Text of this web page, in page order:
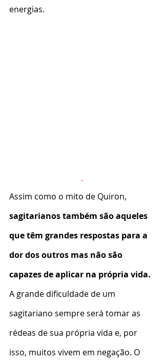
energias.
Assim como o mito de Quiron,
sagitarianos também são aqueles
que têm grandes respostas para a
dor dos outros mas não são
capazes de aplicar na própria vida.
A grande dificuldade de um
sagitariano sempre será tomar as
rédeas de sua própria vida e, por
isso, muitos vivem em negação. O